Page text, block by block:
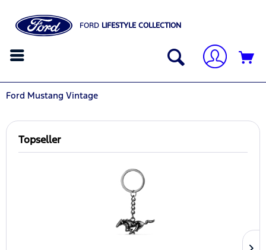
FORD LIFESTYLE COLLECTION
Ford Mustang Vintage
Topseller